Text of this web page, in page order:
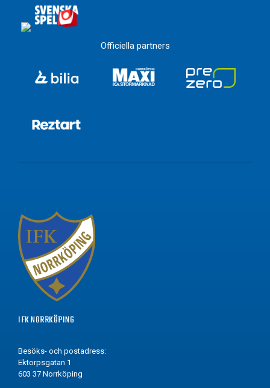
Officiella partners
IFK NORRKÖPING
Besöks- och postadress:
Ektorpsgatan 1
603 37 Norrköping